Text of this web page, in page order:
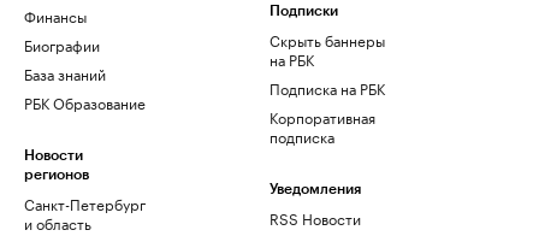
Финансы
Биографии
База знаний
РБК Образование
Новости
регионов
Санкт-Петербург
и область
Подписки
Скрыть баннеры
на РБК
Подписка на РБК
Корпоративная
подписка
Уведомления
RSS Новости